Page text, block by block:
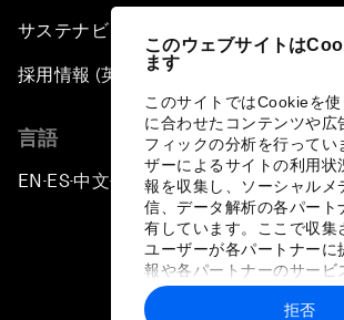
このウェブサイトは
ます
このサイトではCookieを
に合わせたコンテンツや広
フィックの分析を行ってい
ザーによるサイトの利用状
報を収集し、ソーシャルメ
信、データ解析の各パート
有しています。ここで収集
ユーザーが各パートナーに
報や各パートナーのサービ
に収集された情報と組み
トナーによって使用される
拒否
サステナビリティへの取り組み
採用情報 (英語のみ)
言語
EN ▪ES▪中文▪ 日本語